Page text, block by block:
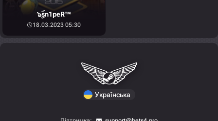
๖ۣۜsn1peR™
18.03.2023 05:30
Українська